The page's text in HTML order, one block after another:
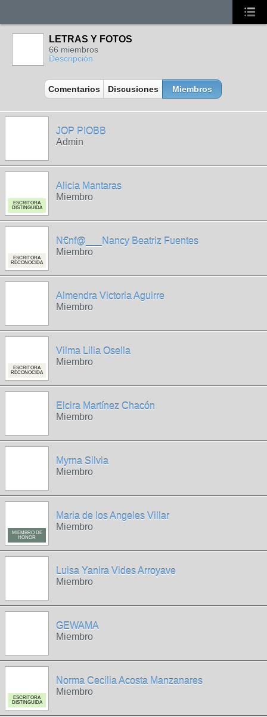
LETRAS Y FOTOS
66 miembros
Descripción
Comentarios Discusiones Miembros
JOP PIOBB
Admin
ESCRITORA
DISTINGUIDA
Alicia Mantaras
Miembro
ESCRITORA
RECONOCIDA
N€nf@___Nancy Beatriz Fuentes
Miembro
Almendra Victoria Aguirre
Miembro
ESCRITORA
RECONOCIDA
Vilma Lilia Osella
Miembro
Elcira Martínez Chacón
Miembro
Myrna Silvia
Miembro
MIEMBRO DE
HONOR
Maria de los Angeles Villar
Miembro
Luisa Yanira Vides Arroyave
Miembro
GEWAMA
Miembro
ESCRITORA
DISTINGUIDA
Norma Cecilia Acosta Manzanares
Miembro